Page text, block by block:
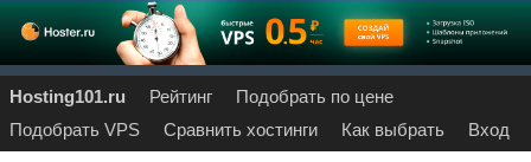
Hosting101.ru Рейтинг
Подобрать по цене
Подобрать VPS
Сравнить хостинги Как выбрать Вход